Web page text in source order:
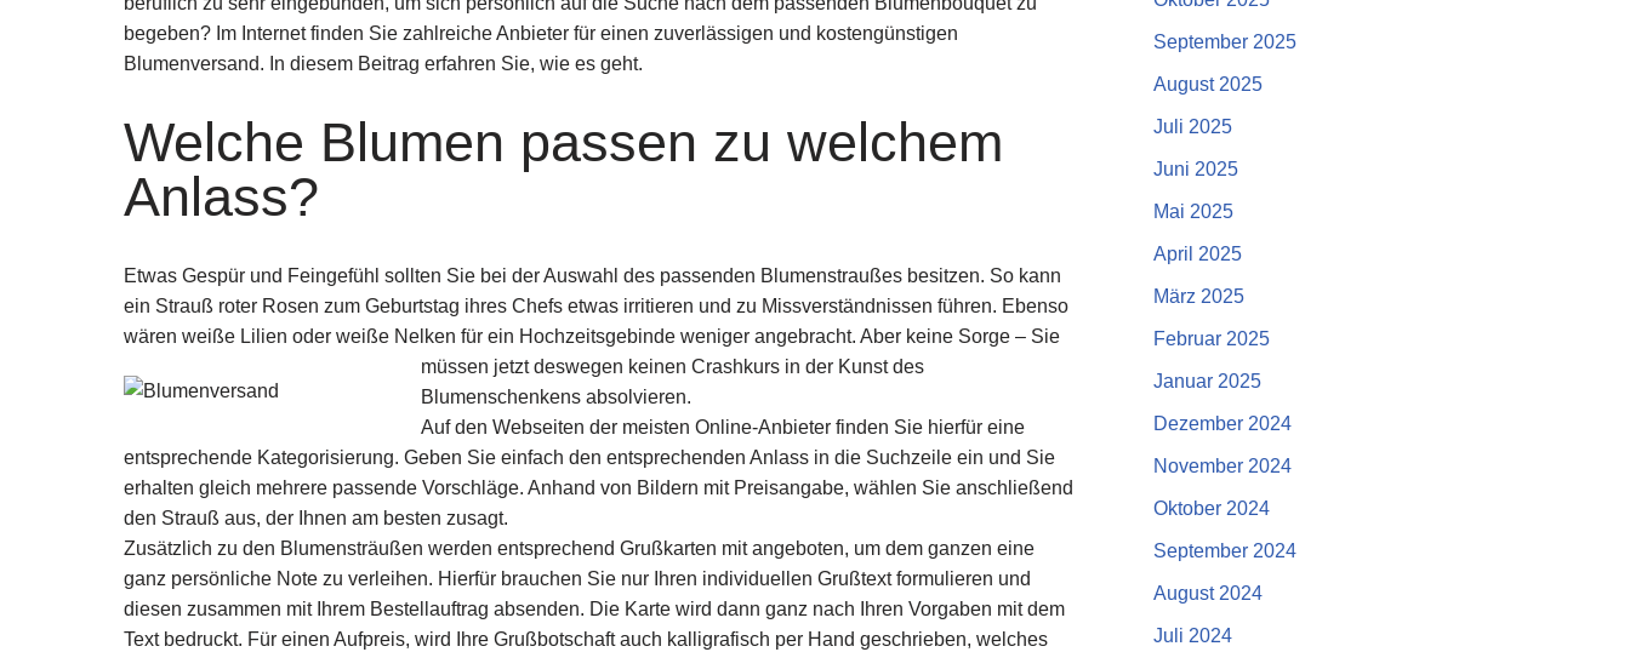
begeben? Im Internet finden Sie zahlreiche Anbieter für einen zuverlässigen und kostengünstigen
Blumenversand. In diesem Beitrag erfahren Sie, wie es geht.
Welche Blumen passen zu welchem
Anlass?
Etwas Gespür und Feingefühl sollten Sie bei der Auswahl des passenden Blumenstraußes besitzen. So kann
ein Strauß roter Rosen zum Geburtstag ihres Chefs etwas irritieren und zu Missverständnissen führen. Ebenso
wären weiße Lilien oder weiße Nelken für ein Hochzeitsgebinde weniger angebracht. Aber keine Sorge – Sie
müssen jetzt deswegen keinen Crashkurs in der Kunst des
Blumenschenkens absolvieren.
Auf den Webseiten der meisten Online-Anbieter finden Sie hierfür eine
entsprechende Kategorisierung. Geben Sie einfach den entsprechenden Anlass in die Suchzeile ein und Sie
erhalten gleich mehrere passende Vorschläge. Anhand von Bildern mit Preisangabe, wählen Sie anschließend
den Strauß aus, der Ihnen am besten zusagt.
Zusätzlich zu den Blumensträußen werden entsprechend Grußkarten mit angeboten, um dem ganzen eine
ganz persönliche Note zu verleihen. Hierfür brauchen Sie nur Ihren individuellen Grußtext formulieren und
diesen zusammen mit Ihrem Bestellauftrag absenden. Die Karte wird dann ganz nach Ihren Vorgaben mit dem
Text bedruckt. Für einen Aufpreis, wird Ihre Grußbotschaft auch kalligrafisch per Hand geschrieben, welches
September 2025
August 2025
Juli 2025
Juni 2025
Mai 2025
April 2025
März 2025
Februar 2025
Januar 2025
Dezember 2024
November 2024
Oktober 2024
September 2024
August 2024
Juli 2024